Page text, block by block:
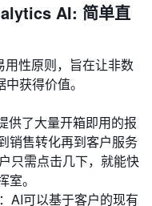
AI: 简单直
性原则，旨在让非数
获得价值。
供了大量开箱即用的报
销售转化再到客户服务
只需点击几下，就能快
。
：AI可以基于客户的现有